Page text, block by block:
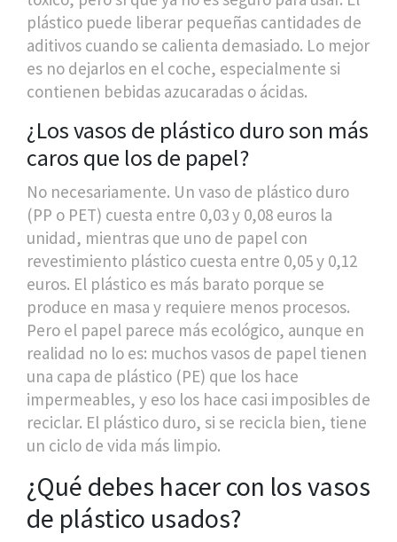
plástico puede liberar pequeñas cantidades de
aditivos cuando se calienta demasiado. Lo mejor
es no dejarlos en el coche, especialmente si
contienen bebidas azucaradas o ácidas.
¿Los vasos de plástico duro son más
caros que los de papel?
No necesariamente. Un vaso de plástico duro
(PP o PET) cuesta entre 0,03 y 0,08 euros la
unidad, mientras que uno de papel con
revestimiento plástico cuesta entre 0,05 y 0,12
euros. El plástico es más barato porque se
produce en masa y requiere menos procesos.
Pero el papel parece más ecológico, aunque en
realidad no lo es: muchos vasos de papel tienen
una capa de plástico (PE) que los hace
impermeables, y eso los hace casi imposibles de
reciclar. El plástico duro, si se recicla bien, tiene
un ciclo de vida más limpio.
¿Qué debes hacer con los vasos
de plástico usados?